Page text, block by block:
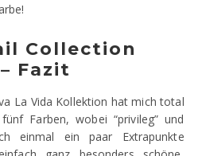
Collection
Fazit
La Vida Kollektion hat mich total
Farben, wobei “privileg” und
einmal ein paar Extrapunkte